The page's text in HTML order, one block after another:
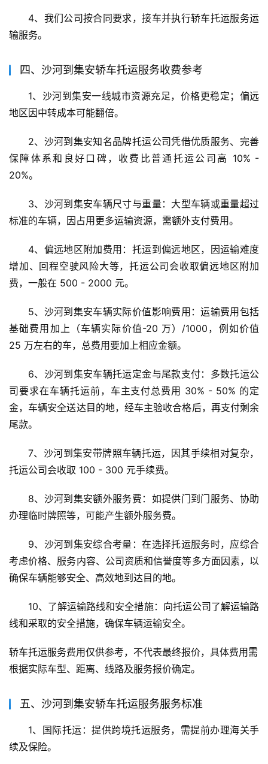
4、我们公司按合同要求，接车并执行轿车托运服务运
输服务。
四、沙河到集安轿车托运服务收费参考
1、沙河到集安一线城市资源充足，价格更稳定；偏远
地区因中转成本可能翻倍。
2、沙河到集安知名品牌托运公司凭借优质服务、完善
保障体系和良好口碑，收费比普通托运公司高 10% -
20%。
3、沙河到集安车辆尺寸与重量：大型车辆或重量超过
标准的车辆，因占用更多运输资源，需额外支付费用。
4、偏远地区附加费用：托运到偏远地区，因运输难度
增加、回程空驶风险大等，托运公司会收取偏远地区附加
费，一般在 500 - 2000 元。
5、沙河到集安车辆实际价值影响费用：运输费用包括
基础费用加上（车辆实际价值-20 万）/1000，例如价值
25 万左右的车，总费用要加上相应金额。
6、沙河到集安车辆托运定金与尾款支付：多数托运公
司要求在车辆托运前，车主支付总费用 30% - 50% 的定
金，车辆安全送达目的地，经车主验收合格后，再支付剩余
尾款。
7、沙河到集安带牌照车辆托运，因其手续相对复杂，
托运公司会收取 100 - 300 元手续费。
8、沙河到集安额外服务费：如提供门到门服务、协助
办理临时牌照等，可能产生额外服务费。
9、沙河到集安综合考量：在选择托运服务时，应综合
考虑价格、服务内容、公司资质和信誉度等多方面因素，以
确保车辆能够安全、高效地到达目的地。
10、了解运输路线和安全措施：向托运公司了解运输路
线和采取的安全措施，确保车辆运输安全。
轿车托运服务费用仅供参考，不代表最终报价，具体费用需
根据实际车型、距离、线路及服务报价确定。
五、沙河到集安轿车托运服务服务标准
1、国际托运：提供跨境托运服务，需提前办理海关手
续及保险。